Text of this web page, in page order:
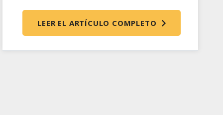
LEER EL ARTÍCULO COMPLETO